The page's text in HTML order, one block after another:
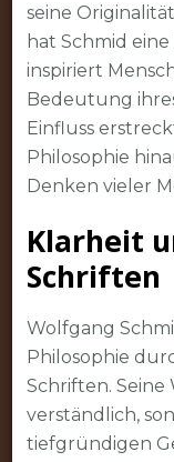
seine
hat Schmid
inspiriert
Bedeutung
Einfluss
Philosophie
Denken vieler
Klarheit
Schriften
Wolfgang
Philosophie
Schriften.
verständlich,
tiefgründigen